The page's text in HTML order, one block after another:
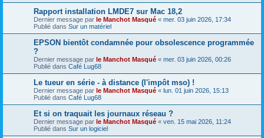
Rapport installation LMDE7 sur Mac 18,2
Dernier message par le Manchot Masqué « mer. 03 juin 2026, 17:34
Publié dans Sur un matériel
EPSON bientôt condamnée pour obsolescence programmée
?
Dernier message par le Manchot Masqué « mer. 03 juin 2026, 00:26
Publié dans Café Lug68
Le tueur en série - à distance (l'impôt mso) !
Dernier message par le Manchot Masqué « lun. 01 juin 2026, 15:13
Publié dans Café Lug68
Et si on traquait les journaux réseau ?
Dernier message par le Manchot Masqué « ven. 15 mai 2026, 11:24
Publié dans Sur un logiciel